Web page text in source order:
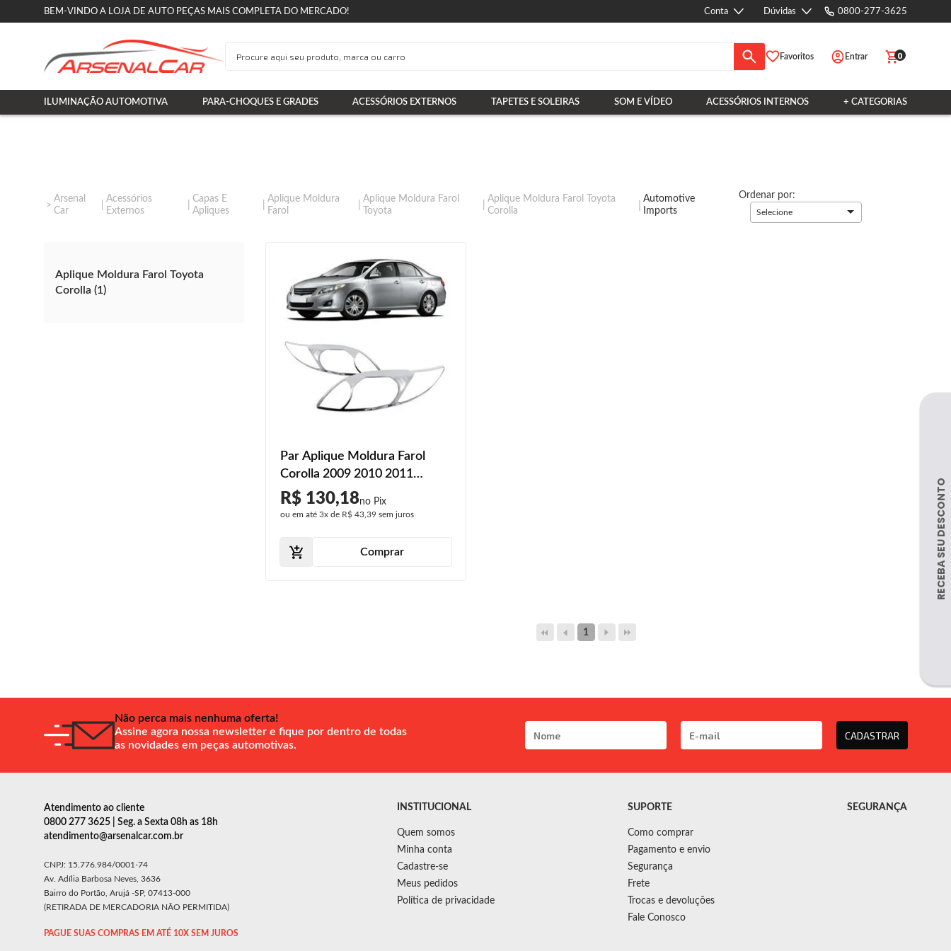
BEM-VINDO A LOJA DE AUTO PEÇAS MAIS COMPLETA DO MERCADO! Conta Dúvidas 0800-277-3625
Favoritos Entrar 0
ILUMINAÇÃO AUTOMOTIVA PARA-CHOQUES E GRADES ACESSÓRIOS EXTERNOS TAPETES E SOLEIRAS SOM E VÍDEO ACESSÓRIOS INTERNOS + CATEGORIAS
Arsenal
Car
Acessórios
Externos
Capas E
Apliques
Aplique Moldura
Farol
Aplique Moldura Farol
Toyota
Aplique Moldura Farol Toyota
Corolla
Automotive
Imports
Ordenar por:
Selecione
Aplique Moldura Farol Toyota
Corolla (1)
Par Aplique Moldura Farol
Corolla 2009 2010 2011
Cromado
R$ 130,18
ou em até 3xde R$ 43,39sem juros
Comprar
1
Não perca mais nenhuma oferta!
Assine agora nossa newsletter e fique por dentro de todas
as novidades em peças automotivas.
CADASTRAR
Atendimento ao cliente
0800 277 3625 | Seg. a Sexta 08h as 18h
atendimento@arsenalcar.com.br
CNPJ: 15.776.984/0001-74
Av. Adília Barbosa Neves, 3636
Bairro do Portão, Arujá -SP, 07413-000
(RETIRADA DE MERCADORIA NÃO PERMITIDA)
PAGUE SUAS COMPRAS EM ATÉ 10X SEM JUROS
INSTITUCIONAL
Quem somos
Minha conta
Cadastre-se
Meus pedidos
Política de privacidade
SUPORTE
Como comprar
Pagamento e envio
Segurança
Frete
Trocas e devoluções
Fale Conosco
SEGURANÇA